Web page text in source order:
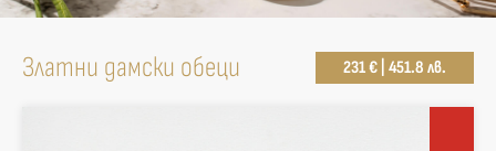
Златни дамски обеци 231 € | 451.8 лв.